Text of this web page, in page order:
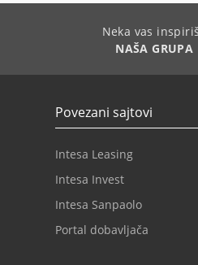
Neka vas
NAŠA GRUPA
Povezani sajtovi
Intesa Leasing
Intesa Invest
Intesa Sanpaolo
Portal dobavljača